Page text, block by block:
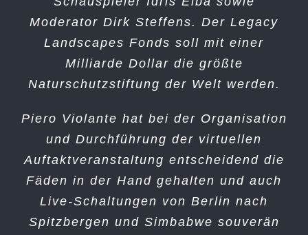
Moderator Dirk Steffens. Der Legacy
Landscapes Fonds soll mit einer
Milliarde Dollar die größte
Naturschutzstiftung der Welt werden.
Piero Violante hat bei der Organisation
und Durchführung der virtuellen
Auftaktveranstaltung entscheidend die
Fäden in der Hand gehalten und auch
Live-Schaltungen von Berlin nach
Spitzbergen und Simbabwe souverän